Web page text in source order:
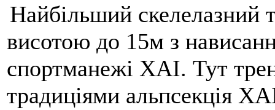
Найбільший скелелазний
висотою до 15м з
спортманежі ХАІ. Тут
традиціями альпсекція